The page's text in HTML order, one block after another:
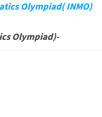
Olympiad( INMO)
Olympiad)-